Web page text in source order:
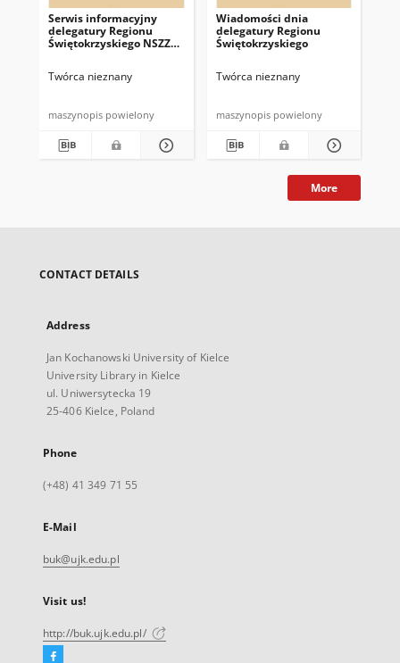
Serwis informacyjny
delegatury Regionu
Świętokrzyskiego NSZZ
Twórca nieznany
maszynopis powielony
Wiadomości dnia
delegatury Regionu
Świętokrzyskiego
Twórca nieznany
maszynopis powielony
More
CONTACT DETAILS
Address
Jan Kochanowski University of Kielce
University Library in Kielce
ul. Uniwersytecka 19
25-406 Kielce, Poland
Phone
(+48) 41 349 71 55
E-Mail
buk@ujk.edu.pl
Visit us!
http://buk.ujk.edu.pl/
Facebook